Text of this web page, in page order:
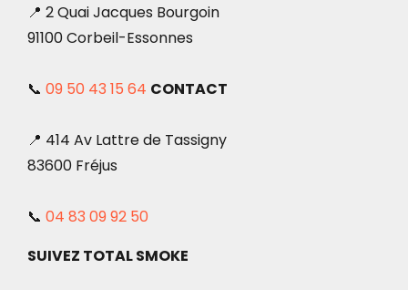
📍 2 Quai Jacques Bourgoin
91100 Corbeil-Essonnes
📞 09 50 43 15 64 CONTACT
📍 414 Av Lattre de Tassigny
83600 Fréjus
📞 04 83 09 92 50
SUIVEZ TOTAL SMOKE